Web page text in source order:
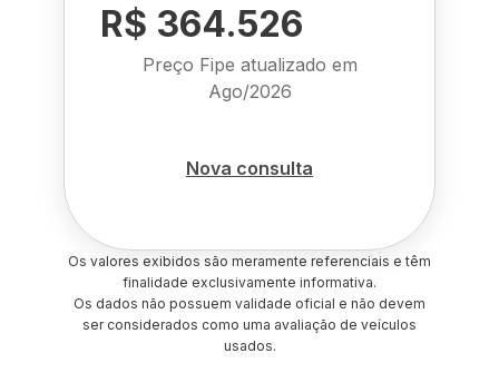
R$ 364.526
Preço Fipe atualizado em
Ago/2026
Nova consulta
Os valores exibidos são meramente referenciais e têm
finalidade exclusivamente informativa.
Os dados não possuem validade oficial e não devem
ser considerados como uma avaliação de veículos
usados.